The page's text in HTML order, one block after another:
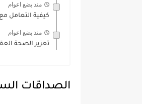
منذ بضع اعوام
كيفية التعامل
منذ بضع اعوام
تعزيز الصحة
الصداقات